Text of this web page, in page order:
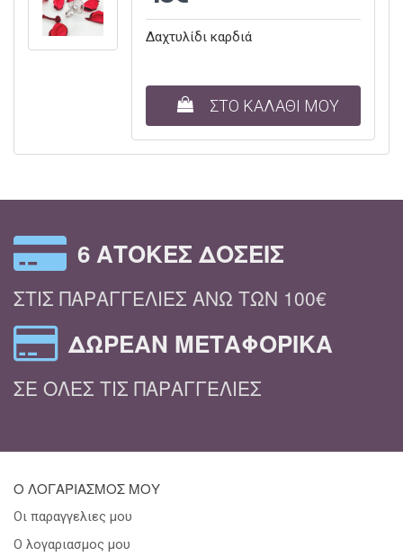
Δαχτυλίδι καρδιά
ΣΤΟ ΚΑΛΑΘΙ ΜΟΥ
6 ΆΤΟΚΕΣ ΔΌΣΕΙΣ
ΣΤΙΣ ΠΑΡΑΓΓΕΛΊΕΣ ΆΝΩ ΤΩΝ 100€
ΔΩΡΕΆΝ ΜΕΤΑΦΟΡΙΚΆ
ΣΕ ΌΛΕΣ ΤΙΣ ΠΑΡΑΓΓΕΛΊΕΣ
Ο ΛΟΓΑΡΙΑΣΜΟΣ ΜΟΥ
Οι παραγγελιες μου
Ο λογαριασμος μου